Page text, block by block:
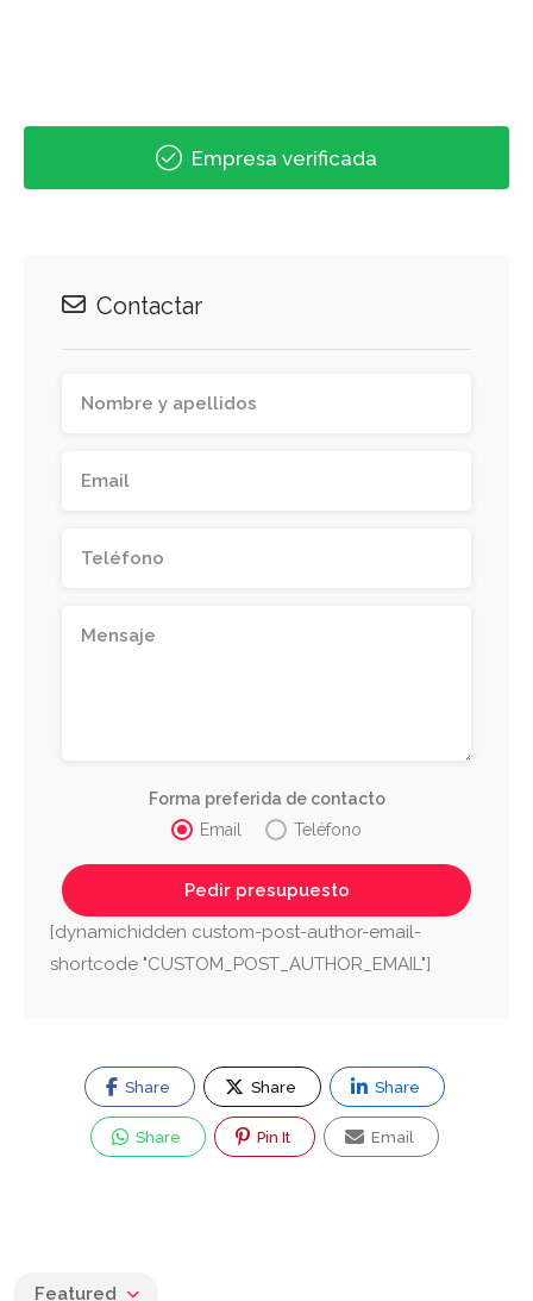
Empresa verificada
Contactar
Forma preferida de contacto
Email
Teléfono
[dynamichidden custom-post-author-email-
shortcode "CUSTOM_POST_AUTHOR_EMAIL"]
Share Share Share
Share Pin It Email
Featured